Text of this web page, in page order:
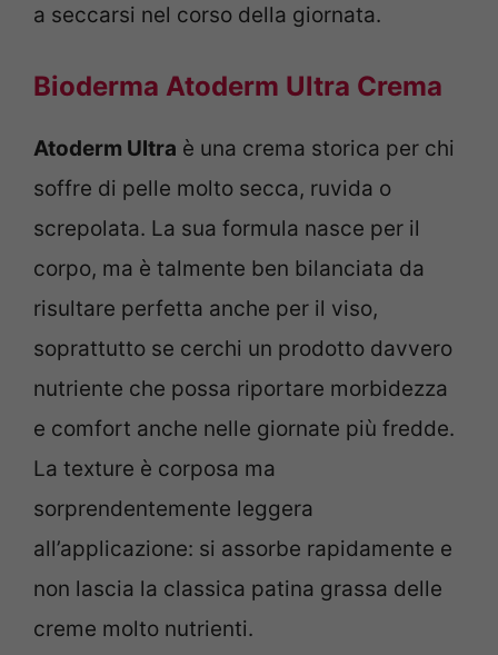
a seccarsi nel corso della giornata.
Bioderma Atoderm Ultra Crema
Atoderm Ultra è una crema storica per chi
soffre di pelle molto secca, ruvida o
screpolata. La sua formula nasce per il
corpo, ma è talmente ben bilanciata da
risultare perfetta anche per il viso,
soprattutto se cerchi un prodotto davvero
nutriente che possa riportare morbidezza
e comfort anche nelle giornate più fredde.
La texture è corposa ma
sorprendentemente leggera
all’applicazione: si assorbe rapidamente e
non lascia la classica patina grassa delle
creme molto nutrienti.